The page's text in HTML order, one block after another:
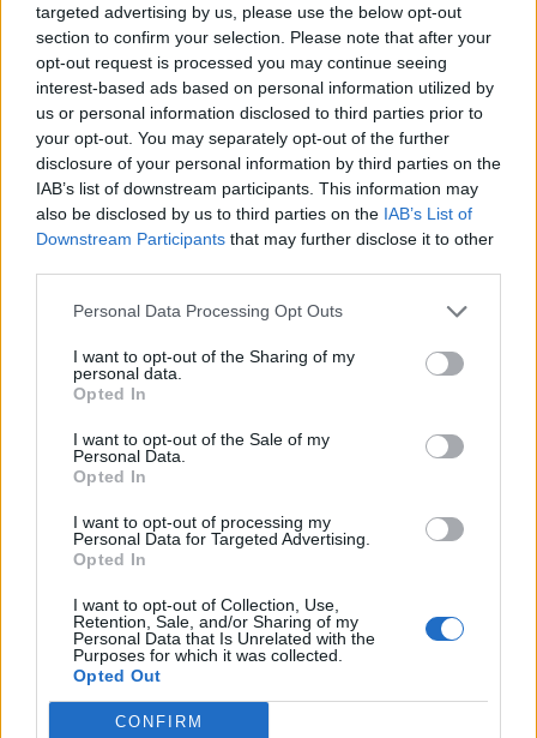
targeted advertising by us, please use the below opt-out
section to confirm your selection. Please note that after your
opt-out request is processed you may continue seeing
interest-based ads based on personal information utilized by
us or personal information disclosed to third parties prior to
your opt-out. You may separately opt-out of the further
disclosure of your personal information by third parties on the
IAB’s list of downstream participants. This information may
also be disclosed by us to third parties on the IAB’s List of
Downstream Participants that may further disclose it to other
Personal Data Processing Opt Outs
I want to opt-out of the Sharing of my
personal data.
Opted In
I want to opt-out of the Sale of my
Personal Data.
Opted In
I want to opt-out of processing my
Personal Data for Targeted Advertising.
Opted In
I want to opt-out of Collection, Use,
Retention, Sale, and/or Sharing of my
Personal Data that Is Unrelated with the
Purposes for which it was collected.
Opted Out
CONFIRM
brillantissimo e che gioca contro il
Barcellona.
Schick, A (Leverkusen, 20 crediti): Non
costa pochissimo, ha una partita molto
complicata contro il City e inoltre c'è anche
Wirtz, F (Liverpool, 27 crediti): Continua ad
essere un brutto periodo per lui in termini di
bonus, ma anche di prestazioni. Meglio
virare su altri profili.
Bayern Monaco potrebbe faticare molto ed
essere ben contenuto.